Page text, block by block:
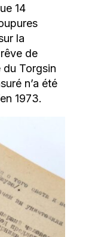
14
la
de
du Torgsin
n’a été
1973.